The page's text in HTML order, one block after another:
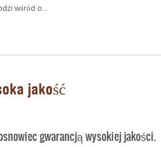
wśród o...
jakość
gwarancją wysokiej jakości.